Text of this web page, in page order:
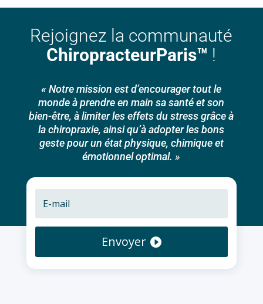
Rejoignez la communauté
ChiropracteurParis™ !
« Notre mission est d’encourager tout le
monde à prendre en main sa santé et son
bien-être, à limiter les effets du stress grâce à
la chiropraxie, ainsi qu’à adopter les bons
geste pour un état physique, chimique et
émotionnel optimal. »
Envoyer